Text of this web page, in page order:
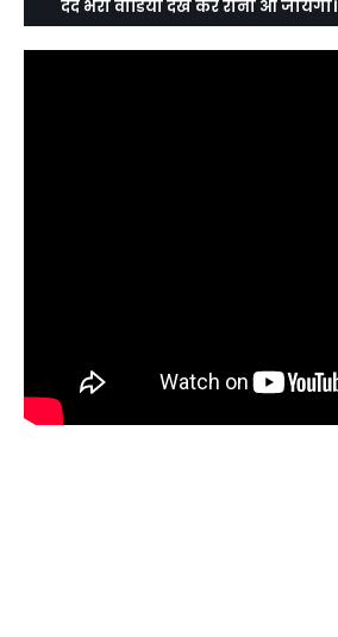
दर्द भरा वीडियो देख कर रोना आ जायेगा।